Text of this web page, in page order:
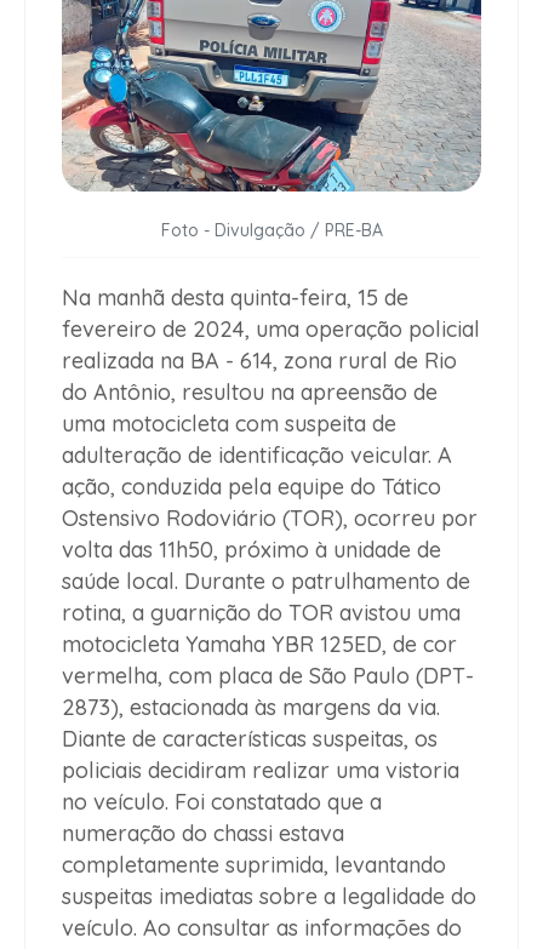
Foto - Divulgação / PRE-BA
Na manhã desta quinta-feira, 15 de
fevereiro de 2024, uma operação policial
realizada na BA - 614, zona rural de Rio
do Antônio, resultou na apreensão de
uma motocicleta com suspeita de
adulteração de identificação veicular. A
ação, conduzida pela equipe do Tático
Ostensivo Rodoviário (TOR), ocorreu por
volta das 11h50, próximo à unidade de
saúde local. Durante o patrulhamento de
rotina, a guarnição do TOR avistou uma
motocicleta Yamaha YBR 125ED, de cor
vermelha, com placa de São Paulo (DPT-
2873), estacionada às margens da via.
Diante de características suspeitas, os
policiais decidiram realizar uma vistoria
no veículo. Foi constatado que a
numeração do chassi estava
completamente suprimida, levantando
suspeitas imediatas sobre a legalidade do
veículo. Ao consultar as informações do